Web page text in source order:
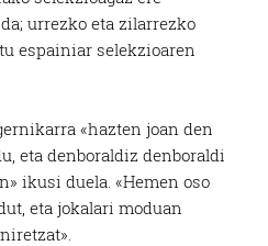
urrezko eta zilarrezko
espainiar selekzioaren
«hazten joan den
eta denboraldiz denboraldi
ikusi duela. «Hemen oso
eta jokalari moduan